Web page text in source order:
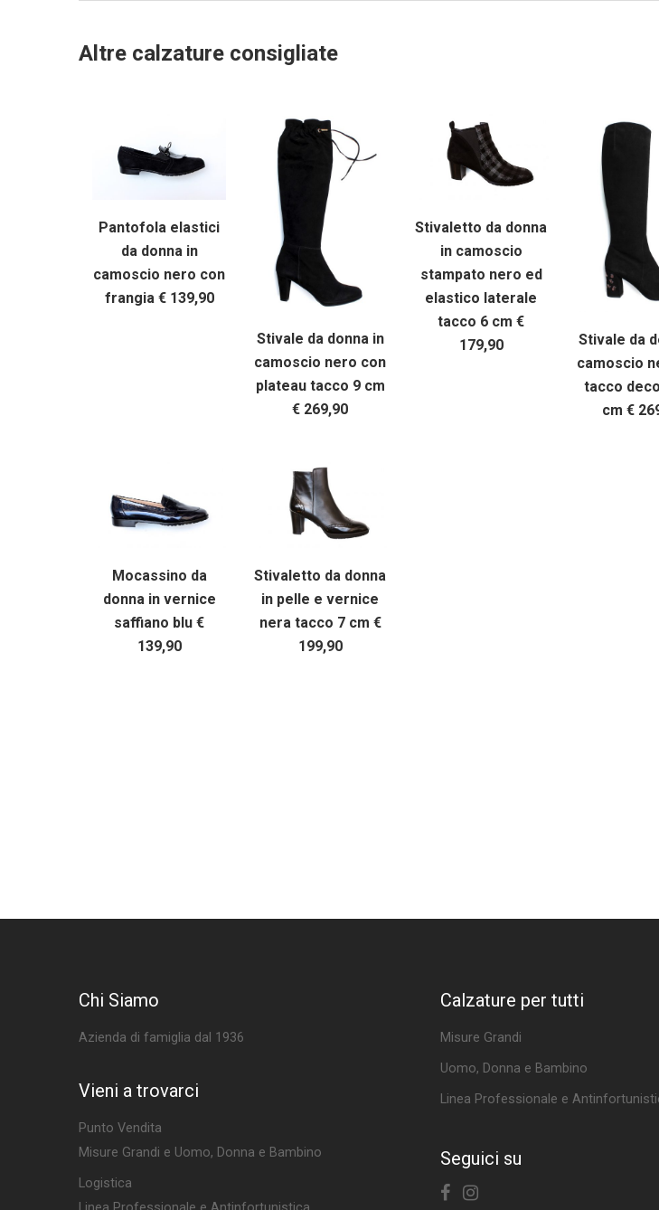
Altre calzature consigliate
Pantofola elastici
da donna in
camoscio nero con
frangia € 139,90
Stivale da donna in
camoscio nero con
plateau tacco 9 cm
€ 269,90
Stivaletto da donna
in camoscio
stampato nero ed
elastico laterale
tacco 6 cm €
179,90
Stivale da
camoscio
tacco
cm €
Mocassino da
donna in vernice
saffiano blu €
139,90
Stivaletto da donna
in pelle e vernice
nera tacco 7 cm €
199,90
Chi Siamo
Azienda di famiglia dal 1936
Vieni a trovarci
Punto Vendita
Misure Grandi e Uomo, Donna e Bambino
Logistica
Calzature per tutti
Misure Grandi
Uomo, Donna e Bambino
Linea Professionale e
Seguici su